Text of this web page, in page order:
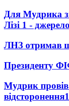
Для Мудрика
Лізі 1 - джерело
ЛНЗ отримав
Президенту
Мудрик
відсторонення